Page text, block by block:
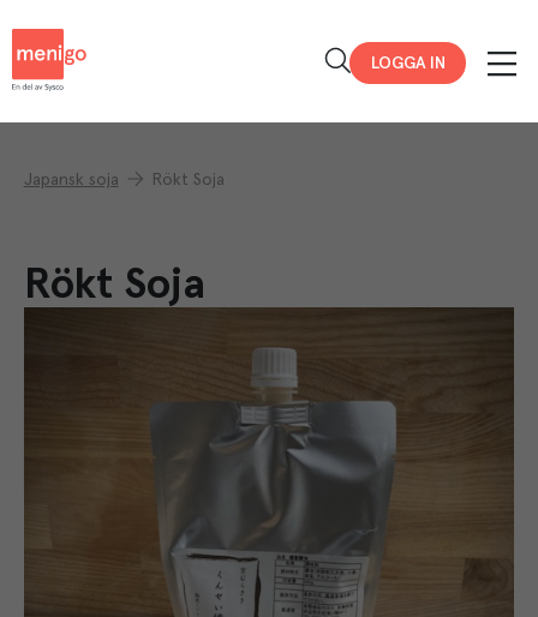
LOGGA IN
Japansk soja Rökt Soja
Rökt Soja